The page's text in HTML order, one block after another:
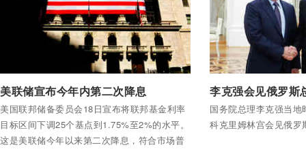
美联储宣布今年内第二次降息
美国联邦储备委员会18日宣布将联邦基金利率
目标区间下调25个基点到1.75%至2%的水平。
这是美联储今年以来第二次降息，符合市场普
李克强会见俄罗斯
国务院总理李克强当
科克里姆林宫会见俄罗